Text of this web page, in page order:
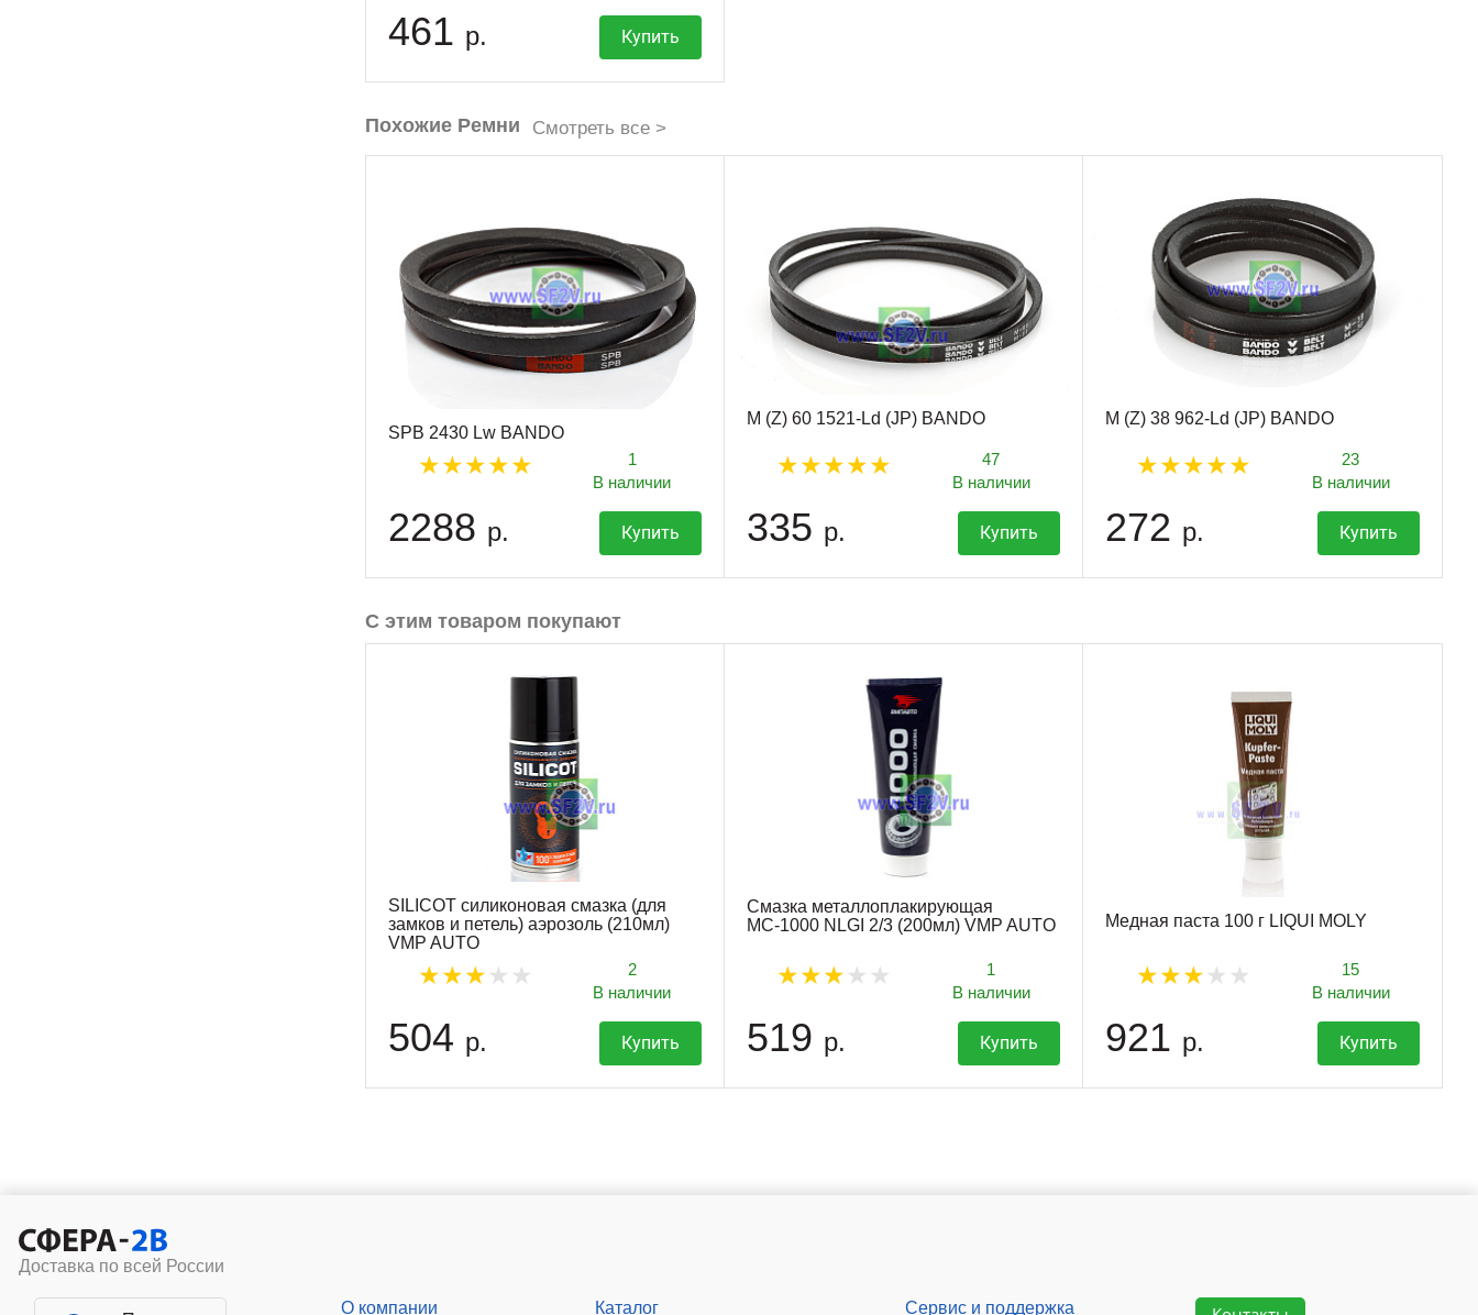
461 р. Купить
Похожие Ремни Смотреть все >
SPB 2430 Lw BANDO
1
В наличии
2288 р. Купить
M (Z) 60 1521-Ld (JP) BANDO
47
В наличии
335 р. Купить
M (Z) 38 962-Ld (JP) BANDO
23
В наличии
272 р. Купить
С этим товаром покупают
SILICOT силиконовая смазка (для
замков и петель) аэрозоль (210мл)
VMP AUTO
2
В наличии
504 р. Купить
Смазка металлоплакирующая
МС-1000 NLGI 2/3 (200мл) VMP AUTO
1
В наличии
519 р. Купить
Медная паста 100 г LIQUI MOLY
15
В наличии
921 р. Купить
Доставка по всей России
О компании Каталог Сервис и поддержка